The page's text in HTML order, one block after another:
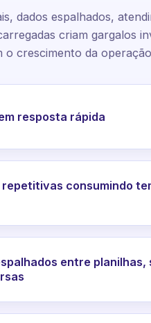
dados espalhados,
criam gargalos
o crescimento da
resposta rápida
consumindo
entre planilhas,